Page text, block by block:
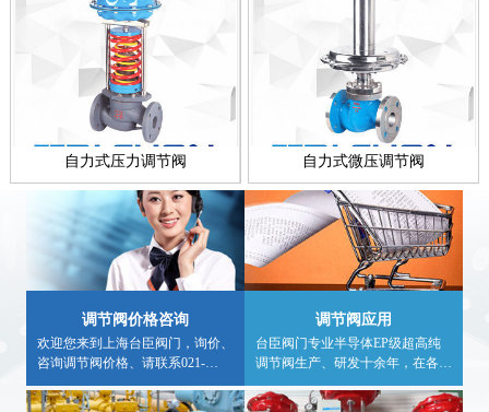
自力式压力调节阀 自力式微压调节阀
调节阀价格咨询
欢迎您来到上海台臣阀门，询价、
咨询调节阀价格、请联系021-
57562898、采购调节阀请认准台臣
牌，大量现货库存，非工作时间咨
调节阀应用
台臣阀门专业半导体EP级超高纯
调节阀生产、研发十余年，在各种
行业均有应用案例，欢迎广大用户
实地求证，详细调节阀应用行业信